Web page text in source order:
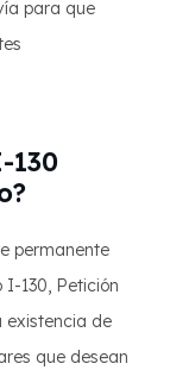
para que
130
permanente
130, Petición
existencia de
que desean